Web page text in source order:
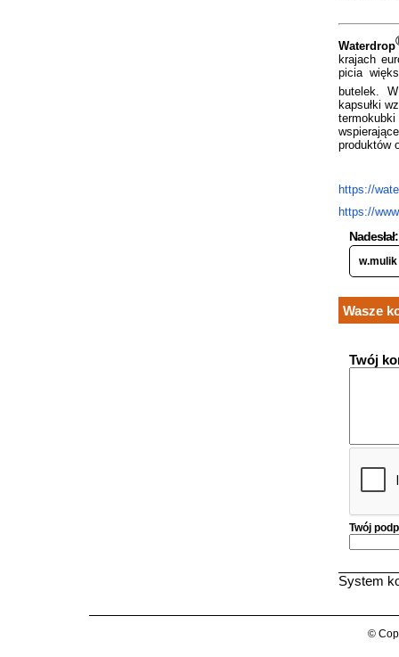
Waterdrop
krajach
picia
butelek.
kapsułki
produktów
https://
https://
Nadesłał:
w.mulik
Wasze
Twój
Twój
System
©